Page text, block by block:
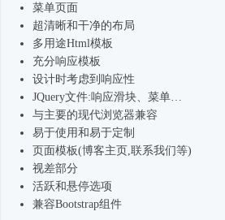
菜单页面
超清晰和干净的布局
多用途Html模板
充分响应模板
设计时考虑到响应性
JQuery文件:响应滑块、菜单…
与主要的现代浏览器兼容
易于使用和易于定制
页面模板(博客主页,联系我们等)
视差部分
活跃和悬停选项
兼容Bootstrap组件